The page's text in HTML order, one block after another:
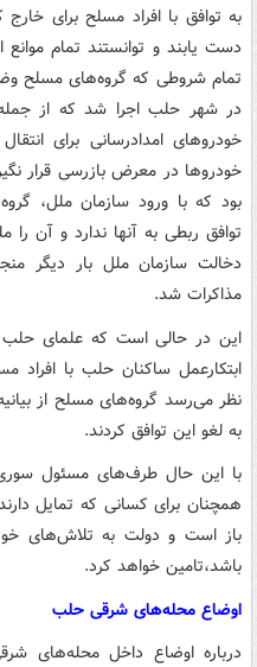
به توافق با افراد مسلح برای
دست یابند و توانستند تمام موانع
تمام شروطی که گروه‌های مسلح
در شهر حلب اجرا شد که از
خودروهای امدادرسانی برای
خودروها در معرض بازرسی قرار
بود که با ورود سازمان ملل،
توافق ربطی به آنها ندارد و آن را
دخالت سازمان ملل بار دیگر
مذاکرات شد.
این در حالی است که علمای حلب
ابتکارعمل ساکنان حلب با افراد
نظر می‌رسد گروه‌های مسلح از
به لغو این توافق کردند.
با این حال طرف‌های مسئول سوری
همچنان برای کسانی که تمایل
باز است و دولت به تلاش‌های خود
باشد،‌تامین خواهد کرد.
اوضاع محله‌های شرقی حلب
درباره اوضاع داخل محله‌های